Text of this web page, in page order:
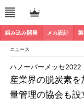
組み込み開発 メカ設計
ニュース
産業界の脱炭素
量管理の協会も設
ハノーバーメッセ2022